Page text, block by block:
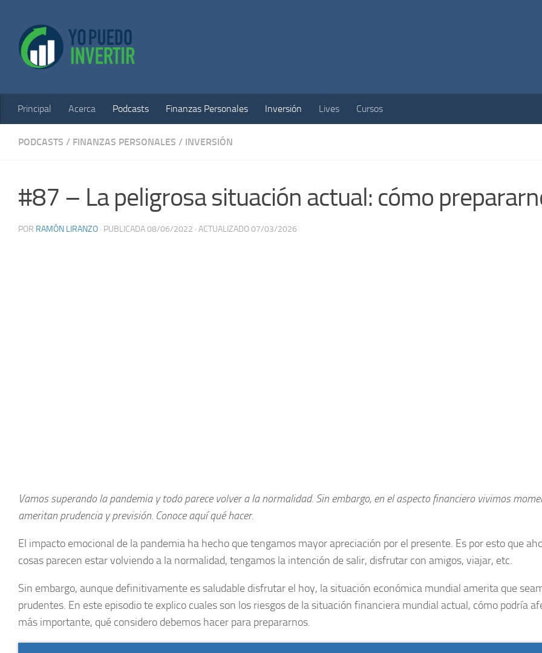
Principal Acerca Podcasts Finanzas Personales Inversión Lives Cursos
PODCASTS / FINANZAS PERSONALES / INVERSIÓN
#87 – La peligrosa situación actual: cómo
POR RAMÓN LIRANZO · PUBLICADA08/06/2022 · ACTUALIZADO07/03/2026
Vamos superando la pandemia y todo parece volver a la normalidad. Sin embargo, en el aspecto financiero vivimos
ameritan prudencia y previsión. Conoce aquí qué hacer.
El impacto emocional de la pandemia ha hecho que tengamos mayor apreciación por el presente. Es por esto que
cosas parecen estar volviendo a la normalidad, tengamos la intención de salir, disfrutar con amigos, viajar, etc.
Sin embargo, aunque definitivamente es saludable disfrutar el hoy, la situación económica mundial amerita que
prudentes. En este episodio te explico cuales son los riesgos de la situación financiera mundial actual, cómo podría
más importante, qué considero debemos hacer para prepararnos.